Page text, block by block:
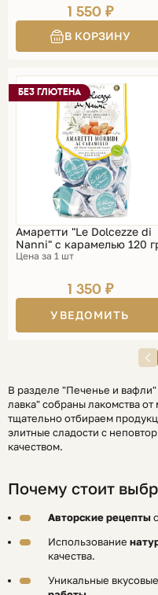
1 550 ₽
БЕЗ ГЛЮТЕНА
Амаретти "Le Dolcezze di
Nanni" с карамелью 120
Цена за 1 шт
1 350 ₽
УВЕДОМИТЬ
В разделе "Печенье и
лавка" собраны лакомства
тщательно отбираем
элитные сладости с
качеством.
Почему стоит
Авторские рецепты
Использование
качества.
Уникальные